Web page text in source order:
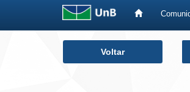
Voltar